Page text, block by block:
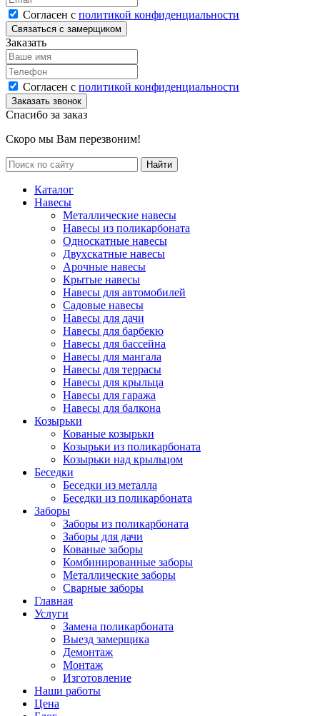
Согласен с политикой конфиденциальности
Заказать
Согласен с политикой конфиденциальности
Спасибо за заказ
Скоро мы Вам перезвоним!
Каталог
Навесы
Металлические навесы
Навесы из поликарбоната
Односкатные навесы
Двухскатные навесы
Арочные навесы
Крытые навесы
Навесы для автомобилей
Садовые навесы
Навесы для дачи
Навесы для барбекю
Навесы для бассейна
Навесы для мангала
Навесы для террасы
Навесы для крыльца
Навесы для гаража
Навесы для балкона
Козырьки
Кованые козырьки
Козырьки из поликарбоната
Козырьки над крыльцом
Беседки
Беседки из металла
Беседки из поликарбоната
Заборы
Заборы из поликарбоната
Заборы для дачи
Кованые заборы
Комбинированные заборы
Металлические заборы
Сварные заборы
Главная
Услуги
Замена поликарбоната
Выезд замерщика
Демонтаж
Монтаж
Изготовление
Наши работы
Цена